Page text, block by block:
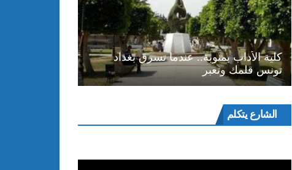
كلية الأداب بمنوبة.. عندما تسرق بغداد
تونس قلمك وتعبر
الشارع يتكلممشغل
الفيديو